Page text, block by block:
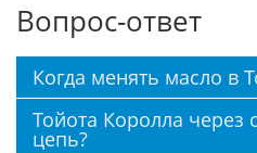
Вопрос-ответ
Когда менять масло в
Тойота Королла через
цепь?